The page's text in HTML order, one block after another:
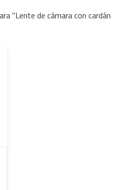
"Lente de cámara con cardán